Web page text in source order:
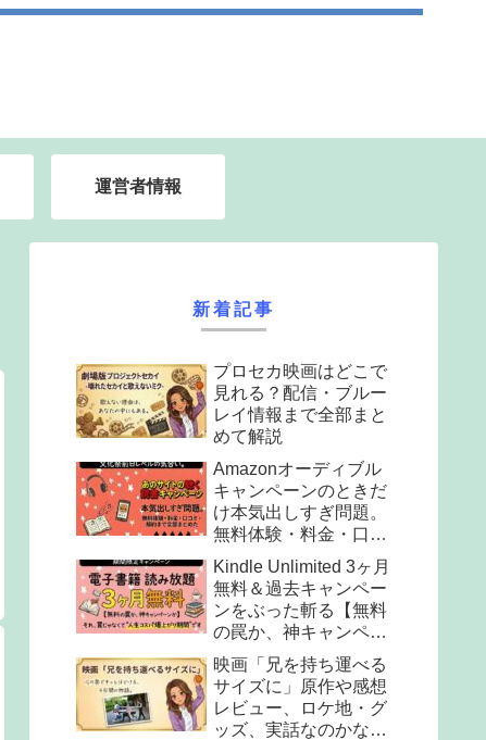
運営者情報
新着記事
プロセカ映画はどこで
見れる？配信・ブルー
レイ情報まで全部まと
めて解説
Amazonオーディブル
キャンペーンのときだ
け本気出しすぎ問題。
無料体験・料金・口コ
ミ・解約まで全部まと
めた。
Kindle Unlimited 3ヶ月
無料＆過去キャンペー
ンをぶった斬る【無料
の罠か、神キャンペー
ンか】
映画「兄を持ち運べる
サイズに」原作や感想
レビュー、ロケ地・グ
ッズ、実話なのかなど